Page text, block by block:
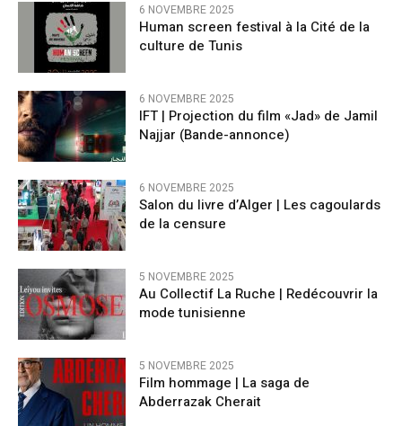
6 NOVEMBRE 2025
Human screen festival à la Cité de la
culture de Tunis
6 NOVEMBRE 2025
IFT | Projection du film «Jad» de Jamil
Najjar (Bande-annonce)
6 NOVEMBRE 2025
Salon du livre d’Alger | Les cagoulards
de la censure
5 NOVEMBRE 2025
Au Collectif La Ruche | Redécouvrir la
mode tunisienne
5 NOVEMBRE 2025
Film hommage | La saga de
Abderrazak Cherait